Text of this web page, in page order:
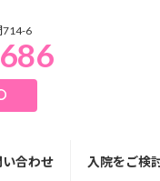
714-6
い合わせ 入院をご検